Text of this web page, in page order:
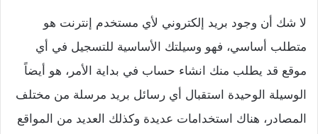
لا شك أن وجود بريد إلكتروني لأي مستخدم إنترنت هو
متطلب أساسي، فهو وسيلتك الأساسية للتسجيل في أي
موقع قد يطلب منك انشاء حساب في بداية الأمر، هو أيضاً
الوسيلة الوحيدة استقبال أي رسائل بريد مرسلة من مختلف
المصادر، هناك استخدامات عديدة وكذلك العديد من المواقع